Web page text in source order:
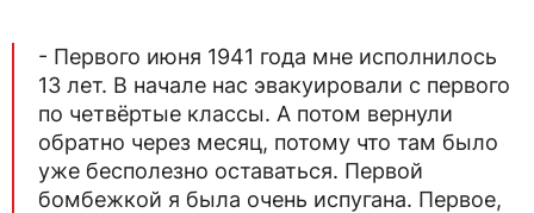
- Первого июня 1941 года мне исполнилось
13 лет. В начале нас эвакуировали с первого
по четвёртые классы. А потом вернули
обратно через месяц, потому что там было
уже бесполезно оставаться. Первой
бомбежкой я была очень испугана. Первое,